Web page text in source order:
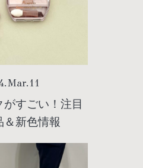
.Mar.11
すごい！注目
＆新色情報